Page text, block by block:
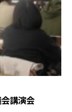
会講演会